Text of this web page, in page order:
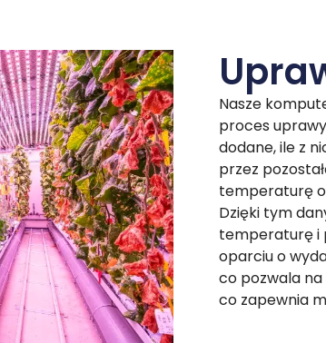
Nasze
proces
dodane, ile z
przez
temperaturę
Dzięki tym
temperaturę i
oparciu o
co pozwala
co zapewnia